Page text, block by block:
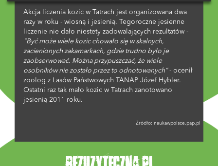
Akcja liczenia kozic w Tatrach jest organizowana dwa
razy w roku - wiosną i jesienią. Tegoroczne jesienne
liczenie nie dało niestety zadowalających rezultatów -
"Być może wiele kozic chowało się w skalnych,
zacienionych zakamarkach, gdzie trudno było je
zaobserwować. Można przypuszczać, że wiele
osobników nie zostało przez to odnotowanych”- ocenił
zoolog z Lasów Państwowych TANAP Józef Hybler.
Ostatni raz tak mało kozic w Tatrach zanotowano
jesienią 2011 roku.
Źródło: naukawpolsce.pap.pl